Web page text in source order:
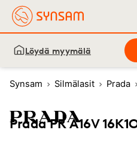
Löydä myymälä
Synsam Silmälasit Prada
Prada PR A16V